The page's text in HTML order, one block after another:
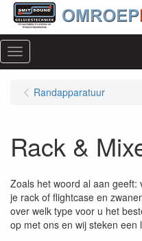
Menu
Randapparatuur
Rack &
Zoals het woord al aan
je rack of flightcase en
over welk type voor u het
op met ons en wij steken een